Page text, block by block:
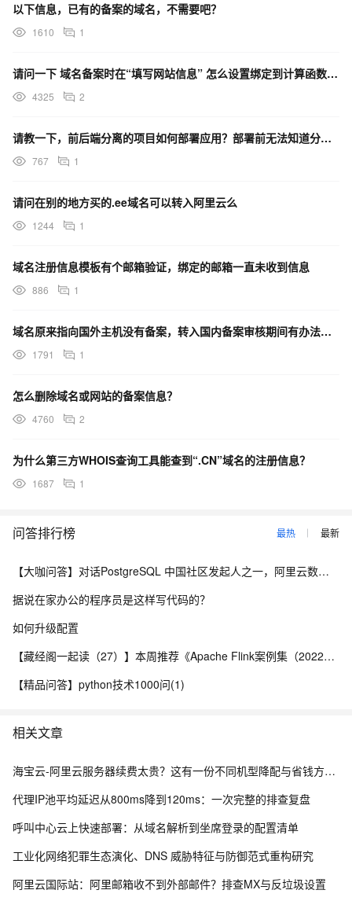
以下信息，已有的备案的域名，不需要吧？
1610 1
请问一下 域名备案时在“填写网站信息” 怎么设置绑定到计算函数中呢 不想设置ECS。
4325 2
请教一下，前后端分离的项目如何部署应用？部署前无法知道分配的域名信息。
767 1
请问在别的地方买的.ee域名可以转入阿里云么
1244 1
域名注册信息模板有个邮箱验证，绑定的邮箱一直未收到信息
886 1
域名原来指向国外主机没有备案，转入国内备案审核期间有办法避免不停机吗？
1791 1
怎么删除域名或网站的备案信息？
4760 2
为什么第三方WHOIS查询工具能查到“.CN”域名的注册信息？
1687 1
问答排行榜 最热 最新
【大咖问答】对话PostgreSQL 中国社区发起人之一，阿里云数据库高级专家 德哥
据说在家办公的程序员是这样写代码的？
如何升级配置
【藏经阁一起读（27）】本周推荐《Apache Flink案例集（2022版）》，你有哪些心得？
【精品问答】python技术1000问(1)
相关文章
海宝云-阿里云服务器续费太贵？这有一份不同机型降配与省钱方案的“榨干”测评！
代理IP池平均延迟从800ms降到120ms：一次完整的排查复盘
呼叫中心云上快速部署：从域名解析到坐席登录的配置清单
工业化网络犯罪生态演化、DNS 威胁特征与防御范式重构研究
阿里云国际站：阿里邮箱收不到外部邮件？排查MX与反垃圾设置